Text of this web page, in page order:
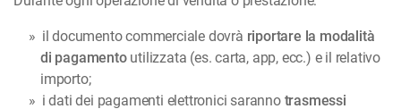
il documento commerciale dovrà riportare la modalità
di pagamentoutilizzata (es. carta, app, ecc.) e il relativo
importo;
i dati dei pagamenti elettronici saranno trasmessi